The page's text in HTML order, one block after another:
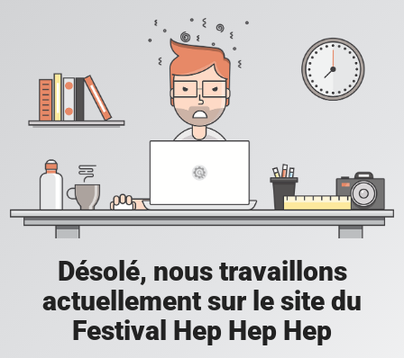
Désolé, nous travaillons
actuellement sur le site du
Festival Hep Hep Hep